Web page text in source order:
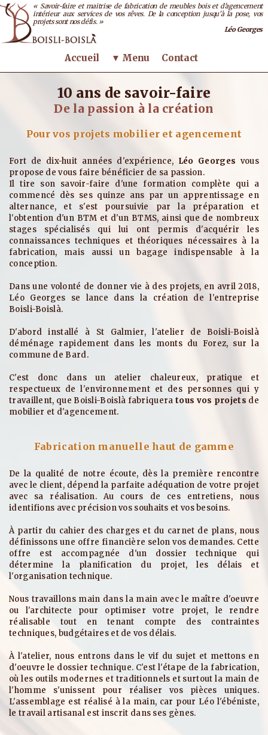
« Savoir-faire et maitrise de fabrication de meubles bois et d'agencement
intérieur aux services de vos rêves. De la conception jusqu'à la pose, vos
projets sont nos défis. »
Léo Georges
Accueil ▼ Menu Contact
10 ans de savoir-faire
De la passion à la création
Pour vos projets mobilier et agencement
Fort de dix-huit années d'expérience, Léo Georges vous
propose de vous faire bénéficier de sa passion.
Il tire son savoir-faire d'une formation complète qui a
commencé dès ses quinze ans par un apprentissage en
alternance, et s'est poursuivie par la préparation et
l'obtention d'un BTM et d'un BTMS, ainsi que de nombreux
stages spécialisés qui lui ont permis d'acquérir les
connaissances techniques et théoriques nécessaires à la
fabrication, mais aussi un bagage indispensable à la
conception.
Dans une volonté de donner vie à des projets, en avril 2018,
Léo Georges se lance dans la création de l'entreprise
Boisli-Boislà.
D'abord installé à St Galmier, l'atelier de Boisli-Boislà
déménage rapidement dans les monts du Forez, sur la
commune de Bard.
C'est donc dans un atelier chaleureux, pratique et
respectueux de l'environnement et des personnes qui y
travaillent, que Boisli-Boislà fabriquera tous vos projets de
mobilier et d'agencement.
Fabrication manuelle haut de gamme
De la qualité de notre écoute, dès la première rencontre
avec le client, dépend la parfaite adéquation de votre projet
avec sa réalisation. Au cours de ces entretiens, nous
identifions avec précision vos souhaits et vos besoins.
À partir du cahier des charges et du carnet de plans, nous
définissons une offre financière selon vos demandes. Cette
offre est accompagnée d'un dossier technique qui
détermine la planification du projet, les délais et
l'organisation technique.
Nous travaillons main dans la main avec le maître d'oeuvre
ou l'architecte pour optimiser votre projet, le rendre
réalisable tout en tenant compte des contraintes
techniques, budgétaires et de vos délais.
À l'atelier, nous entrons dans le vif du sujet et mettons en
d'oeuvre le dossier technique. C'est l'étape de la fabrication,
où les outils modernes et traditionnels et surtout la main de
l'homme s'unissent pour réaliser vos pièces uniques.
L'assemblage est réalisé à la main, car pour Léo l'ébéniste,
le travail artisanal est inscrit dans ses gènes.